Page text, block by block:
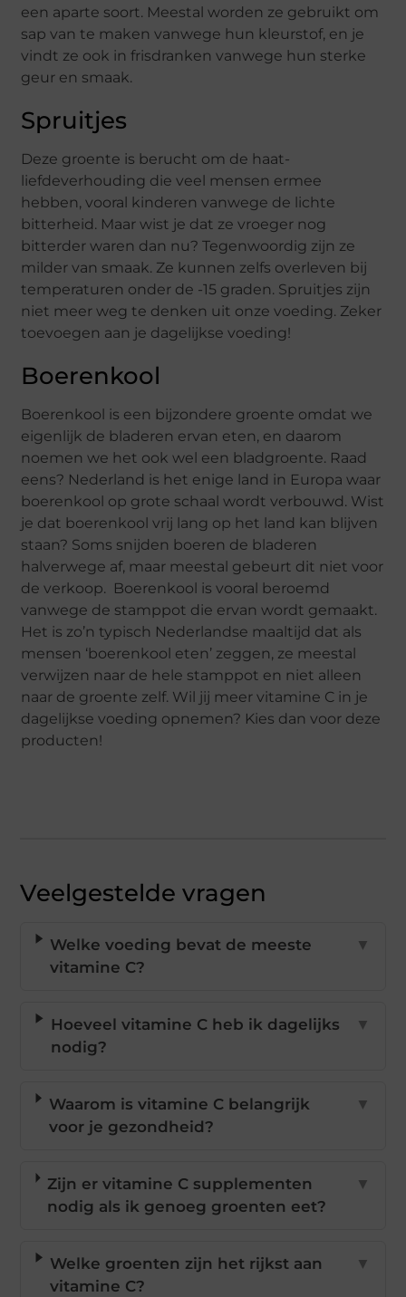
een aparte soort. Meestal worden ze gebruikt om
sap van te maken vanwege hun kleurstof, en je
vindt ze ook in frisdranken vanwege hun sterke
geur en smaak.
Spruitjes
Deze groente is berucht om de haat-
liefdeverhouding die veel mensen ermee
hebben, vooral kinderen vanwege de lichte
bitterheid. Maar wist je dat ze vroeger nog
bitterder waren dan nu? Tegenwoordig zijn ze
milder van smaak. Ze kunnen zelfs overleven bij
temperaturen onder de -15 graden. Spruitjes zijn
niet meer weg te denken uit onze voeding. Zeker
toevoegen aan je dagelijkse voeding!
Boerenkool
Boerenkool is een bijzondere groente omdat we
eigenlijk de bladeren ervan eten, en daarom
noemen we het ook wel een bladgroente. Raad
eens? Nederland is het enige land in Europa waar
boerenkool op grote schaal wordt verbouwd. Wist
je dat boerenkool vrij lang op het land kan blijven
staan? Soms snijden boeren de bladeren
halverwege af, maar meestal gebeurt dit niet voor
de verkoop. Boerenkool is vooral beroemd
vanwege de stamppot die ervan wordt gemaakt.
Het is zo’n typisch Nederlandse maaltijd dat als
mensen ‘boerenkool eten’ zeggen, ze meestal
verwijzen naar de hele stamppot en niet alleen
naar de groente zelf. Wil jij meer vitamine C in je
dagelijkse voeding opnemen? Kies dan voor deze
producten!
Veelgestelde vragen
Welke voeding bevat de meeste
vitamine C?
▼
Hoeveel vitamine C heb ik dagelijks
nodig?
▼
Waarom is vitamine C belangrijk
voor je gezondheid?
▼
Zijn er vitamine C supplementen
nodig als ik genoeg groenten eet?
▼
Welke groenten zijn het rijkst aan
vitamine C?
▼